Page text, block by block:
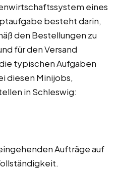
eines
besteht darin,
den Bestellungen zu
für den Versand
typischen Aufgaben
diesen Minijobs,
in Schleswig:
Aufträge auf